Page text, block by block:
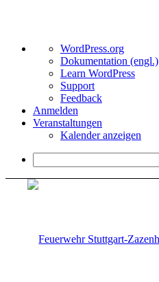
Über
WordPress
WordPress.org
Dokumentation (engl.)
Learn WordPress
Support
Feedback
Anmelden
Veranstaltungen
Kalender anzeigen